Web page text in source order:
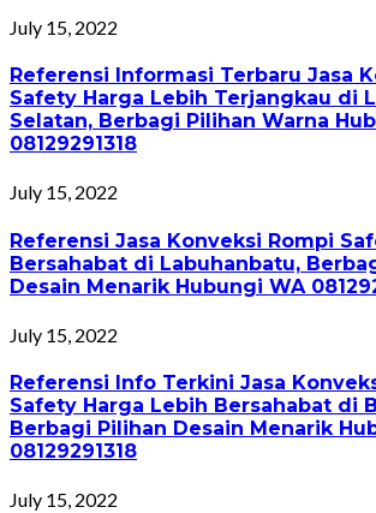
July 15, 2022
Referensi Informasi Terbaru Jasa
Safety Harga Lebih Terjangkau di
Selatan, Berbagi Pilihan Warna
08129291318
July 15, 2022
Referensi Jasa Konveksi Rompi
Bersahabat di Labuhanbatu,
Desain Menarik Hubungi WA
July 15, 2022
Referensi Info Terkini Jasa
Safety Harga Lebih Bersahabat di
Berbagi Pilihan Desain Menarik
08129291318
July 15, 2022